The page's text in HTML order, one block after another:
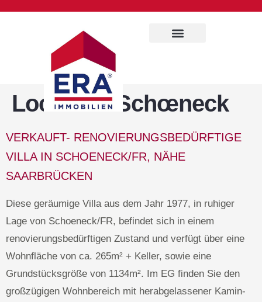
Location: Schœneck
VERKAUFT- RENOVIERUNGSBEDÜRFTIGE
VILLA IN SCHOENECK/FR, NÄHE
SAARBRÜCKEN
Diese geräumige Villa aus dem Jahr 1977, in ruhiger
Lage von Schoeneck/FR, befindet sich in einem
renovierungsbedürftigen Zustand und verfügt über eine
Wohnfläche von ca. 265m² + Keller, sowie eine
Grundstücksgröße von 1134m². Im EG finden Sie den
großzügigen Wohnbereich mit herabgelassener Kamin-